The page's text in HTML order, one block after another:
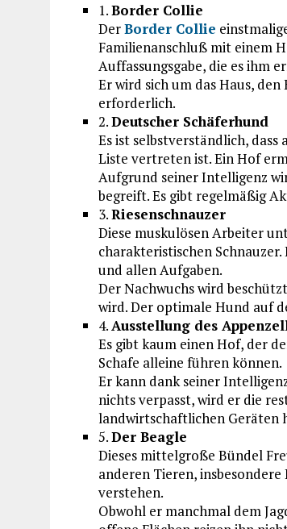
1.Border Collie
DerBorder Collie
Familienanschluß mit einem
Auffassungsgabe, die es ihm
Er wird sich um das Haus,
erforderlich.
2.Deutscher Schäferhund
Es ist selbstverständlich,
Liste vertreten ist. Ein Hof
Aufgrund seiner Intelligenz
begreift. Es gibt regelmäßig
3.Riesenschnauzer
Diese muskulösen Arbeiter
charakteristischen
und allen Aufgaben.
Der Nachwuchs wird
wird. Der optimale Hund auf
4.Ausstellung des
Es gibt kaum einen Hof, der
Schafe alleine führen können.
Er kann dank seiner
nichts verpasst, wird er die
landwirtschaftlichen Geräten
5.Der Beagle
Dieses mittelgroße Bündel
anderen Tieren,
verstehen.
Obwohl er manchmal dem